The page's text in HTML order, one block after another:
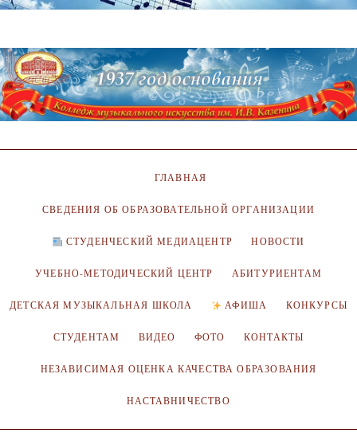
ГЛАВНАЯ
СВЕДЕНИЯ ОБ ОБРАЗОВАТЕЛЬНОЙ ОРГАНИЗАЦИИ
СТУДЕНЧЕСКИЙ МЕДИАЦЕНТР НОВОСТИ
УЧЕБНО-МЕТОДИЧЕСКИЙ ЦЕНТР АБИТУРИЕНТАМ
ДЕТСКАЯ МУЗЫКАЛЬНАЯ ШКОЛА АФИША КОНКУРСЫ
СТУДЕНТАМ ВИДЕО ФОТО КОНТАКТЫ
НЕЗАВИСИМАЯ ОЦЕНКА КАЧЕСТВА ОБРАЗОВАНИЯ
НАСТАВНИЧЕСТВО